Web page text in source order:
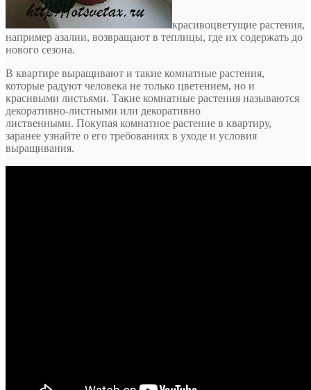
красивоцветущие растения,
например азалии, возвращают в теплицы, где их содержать до
нового сезона.
В квартире выращивают и такие комнатные растения,
которые радуют человека не только цветением, но и
красивыми листьями. Такие комнатные растения называются
декоративно-листными или декоративно
лиственными. Покупая комнатное растение в квартиру,
заранее узнайте о его требованиях в уходе и условия
выращивания.